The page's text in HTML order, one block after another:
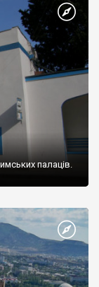
палаців.